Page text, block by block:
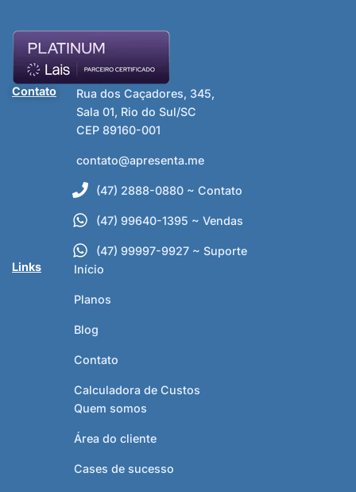
Contato
Rua dos Caçadores, 345,
Sala 01, Rio do Sul/SC
CEP 89160-001
contato@apresenta.me
(47) 2888-0880 ~ Contato
(47) 99640-1395 ~ Vendas
(47) 99997-9927 ~ Suporte
Links
Início
Planos
Blog
Contato
Calculadora de Custos
Quem somos
Área do cliente
Cases de sucesso